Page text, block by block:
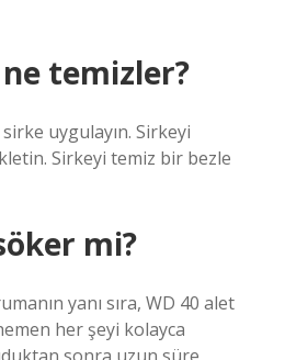
ne temizler?
uygulayın. Sirkeyi
Sirkeyi temiz bir bezle
mi?
yanı sıra, WD 40 alet
her şeyi kolayca